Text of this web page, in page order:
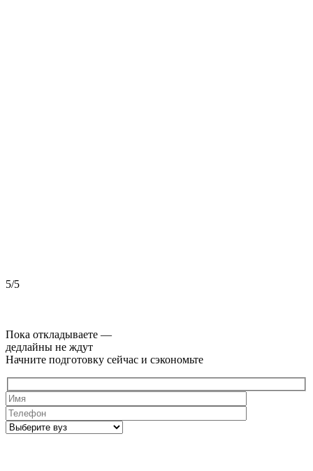
5/5
Пока откладываете —
дедлайны не ждут
Начните подготовку сейчас и сэкономьте